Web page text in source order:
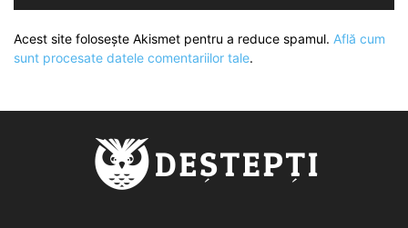
Acest site folosește Akismet pentru a reduce spamul. Află cum
sunt procesate datele comentariilor tale.